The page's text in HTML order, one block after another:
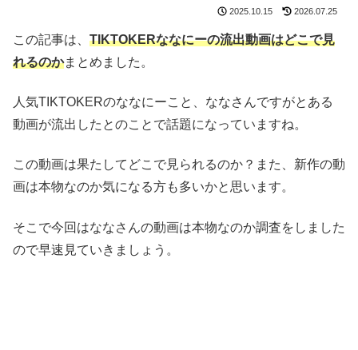
2025.10.15 2026.07.25
この記事は、 TIKTOKERななにーの流出動画はどこで見
れるのかまとめました。
人気TIKTOKERのななにーこと、ななさんですがとある
動画が流出したとのことで話題になっていますね。
この動画は果たしてどこで見られるのか？また、新作の動
画は本物なのか気になる方も多いかと思います。
そこで今回はななさんの動画は本物なのか調査をしました
ので早速見ていきましょう。